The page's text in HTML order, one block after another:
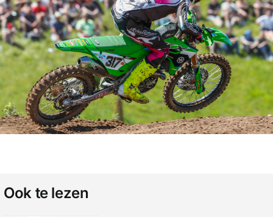
Ook te lezen